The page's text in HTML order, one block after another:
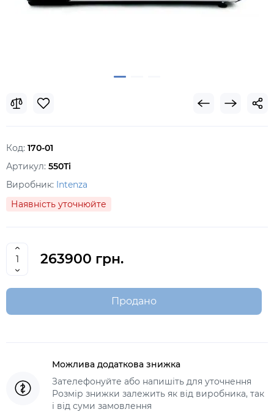
Код: 170-01
Артикул: 550Ti
Виробник: Intenza
Наявність уточнюйте
263900 грн.
Продано
Можлива додаткова знижка
Зателефонуйте або напишіть для уточнення
Розмір знижки залежить як від виробника, так
і від суми замовлення